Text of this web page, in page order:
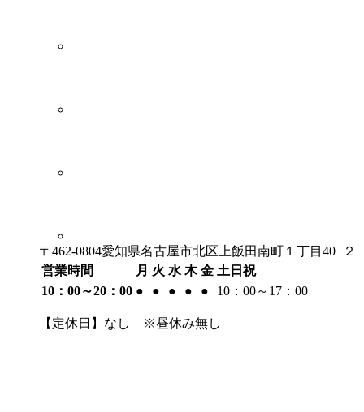
〒462-0804愛知県名古屋市北区上飯田南町１丁目40−２
営業時間
月 火 水 木 金 土日祝
10：00～20：00 ● ● ● ● ● 10：00～17：00
【定休日】なし ※昼休み無し